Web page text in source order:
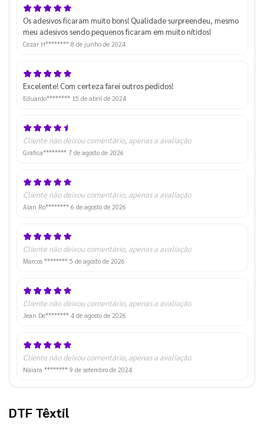
Os adesivos ficaram muito bons! Qualidade surpreendeu, mesmo
meu adesivos sendo pequenos ficaram em muito nítidos!
Cezar H******** 8 de junho de 2024
Excelente! Com certeza farei outros pedidos!
Eduardo******** 15 de abril de 2024
Cliente não deixou comentário, apenas a avaliação
Grafica******** 7 de agosto de 2026
Cliente não deixou comentário, apenas a avaliação
Alan Ro******** 6 de agosto de 2026
Cliente não deixou comentário, apenas a avaliação
Marcos ******** 5 de agosto de 2026
Cliente não deixou comentário, apenas a avaliação
Jean De******** 4 de agosto de 2026
Cliente não deixou comentário, apenas a avaliação
Naiara ******** 9 de setembro de 2024
DTF Têxtil